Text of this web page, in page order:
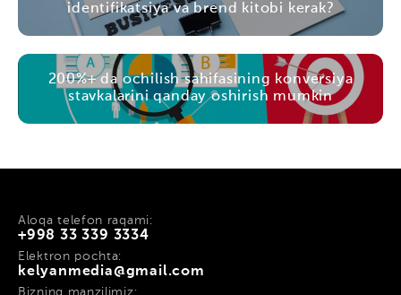
identifikatsiya va brend kitobi kerak?
200%+ da ochilish sahifasining konversiya
stavkalarini qanday oshirish mumkin
+998 33 339 3334
Aloqa telefon raqami:
kelyanmedia@gmail.com
Elektron pochta:
Bizning manzilimiz: